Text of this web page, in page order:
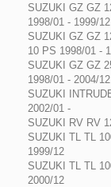
SUZUKI GZ GZ
1998/01 - 1999/12
SUZUKI GZ GZ
10 PS 1998/01 -
SUZUKI GZ GZ
1998/01 - 2004/12
SUZUKI
2002/01 -
SUZUKI RV RV
SUZUKI TL TL
1999/12
SUZUKI TL TL
2000/12